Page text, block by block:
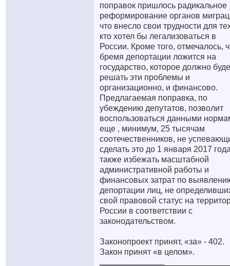
поправок пришлось радикальное
реформирование органов
что внесло свои трудности для
кто хотел бы легализоваться в
России. Кроме того, отмечалось,
бремя депортации ложится на
государство, которое должно
решать эти проблемы и
организационно, и финансово.
Предлагаемая поправка, по
убеждению депутатов, позволит
воспользоваться данными
еще , минимум, 25 тысячам
соотечественников, не
сделать это до 1 января 2017
также избежать масштабной
административной работы и
финансовых затрат по
депортации лиц, не
свой правовой статус на
России в соответствии с
законодательством.
Законопроект принят, «за» - 402.
Закон принят «в целом».